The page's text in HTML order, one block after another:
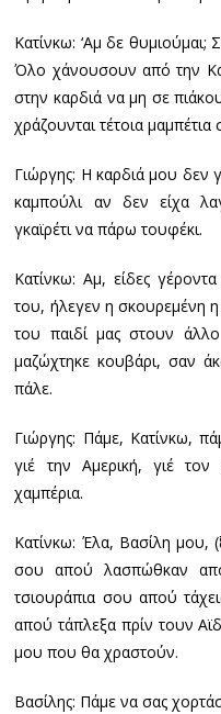
Κατίνκω: ‘Αμ δε θυμιούμαι;
Όλο χάνουσουν από την
στην καρδιά να μη σε
χράζουνται τέτοια
Γιώργης: Η καρδιά μου δεν
καμπούλι αν δεν είχα
γκαϊρέτι να πάρω τουφέκι.
Κατίνκω: Αμ, είδες
του, ήλεγεν η σκουρεμένη
του παιδί μας στουν
μαζώχτηκε κουβάρι, σαν
πάλε.
Γιώργης: Πάμε, Κατίνκω,
γιέ την Αμερική, γιέ
χαμπέρια.
Κατίνκω: Έλα, Βασίλη μου,
σου απού λασπώθκαν
τσιουράπια σου απού
απού τάπλεξα πρίν τουν
μου που θα χραστούν.
Βασίλης: Πάμε να σας